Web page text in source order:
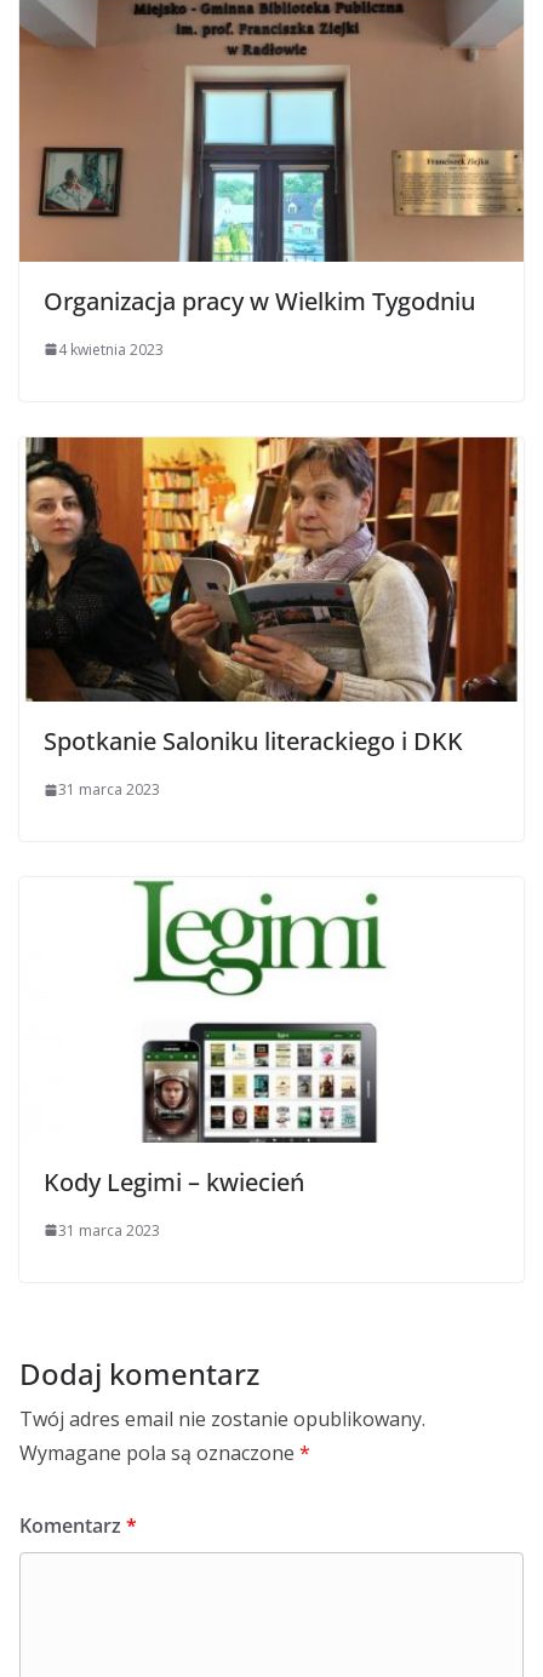
Organizacja pracy w Wielkim Tygodniu
4 kwietnia 2023
Spotkanie Saloniku literackiego i DKK
31 marca 2023
Kody Legimi – kwiecień
31 marca 2023
Dodaj komentarz
Twój adres email nie zostanie opublikowany.
Wymagane pola są oznaczone *
Komentarz *